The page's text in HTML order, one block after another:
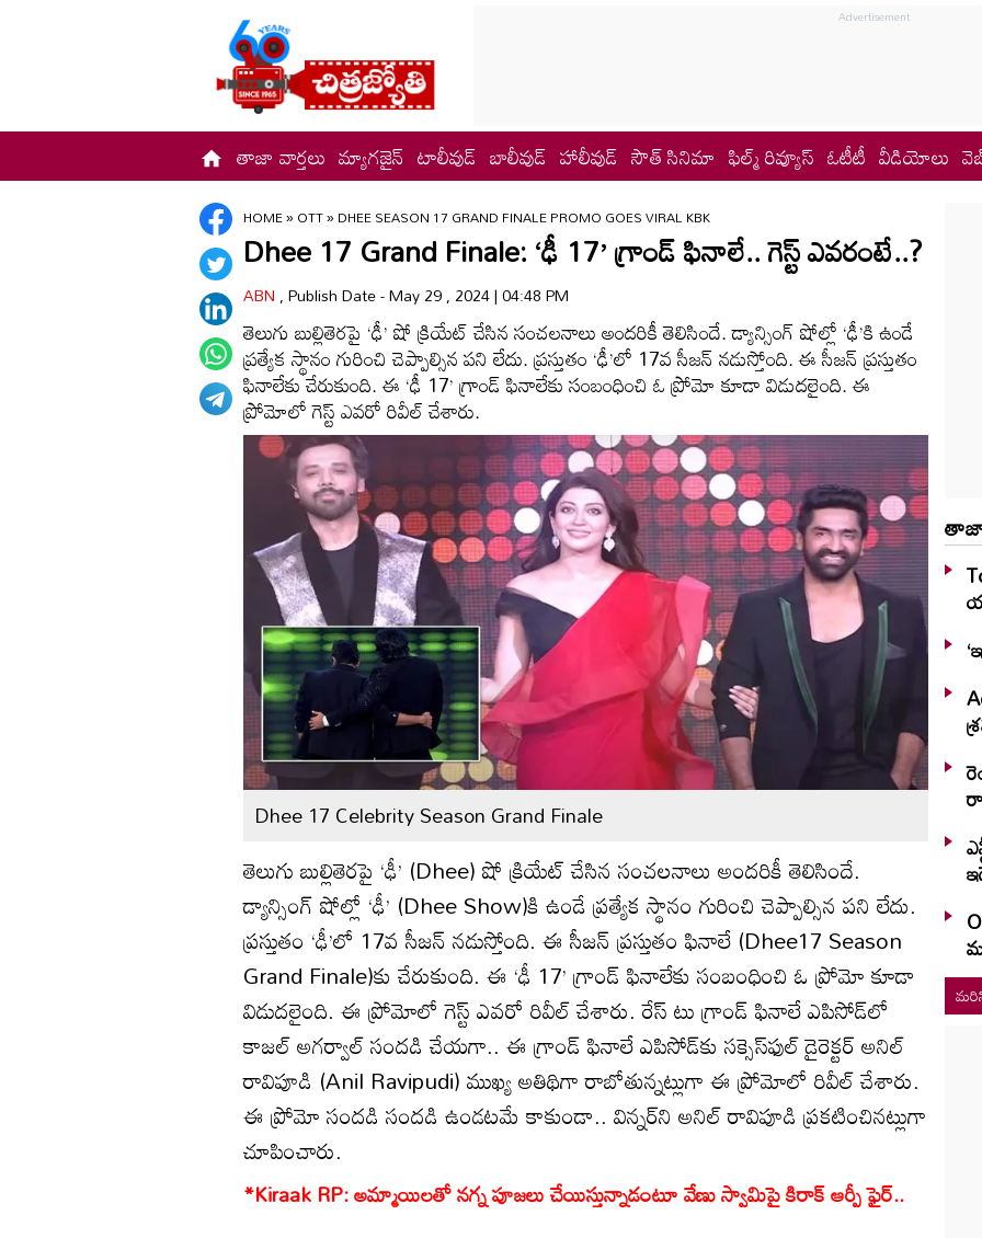
తాజా వార్తలు మ్యాగజైన్ టాలీవుడ్ బాలీవుడ్ హాలీవుడ్ సౌత్ సినిమా ఫిల్మ్ రివ్యూస్ ఓటీటీ వీడియోలు
HOME»OTT»DHEE SEASON 17 GRAND FINALE PROMO GOES VIRAL KBK
Dhee 17 Grand Finale: ‘ఢీ 17’ గ్రాండ్ ఫినాలే.. గెస్ట్ ఎవరంటే..?
ABN, Publish Date - May 29 , 2024 | 04:48 PM
తెలుగు బుల్లితెరపై ‘ఢీ’ షో క్రియేట్ చేసిన సంచలనాలు అందరికీ తెలిసిందే. డ్యాన్సింగ్ షోల్లో ‘ఢీ’కి ఉండే
ప్రత్యేక స్థానం గురించి చెప్పాల్సిన పని లేదు. ప్రస్తుతం ‘ఢీ’లో 17వ సీజన్ నడుస్తోంది. ఈ సీజన్ ప్రస్తుతం
ఫినాలేకు చేరుకుంది. ఈ ‘ఢీ 17’ గ్రాండ్ ఫినాలే‌కు సంబంధించి ఓ ప్రోమో కూడా విడుదలైంది. ఈ
ప్రోమోలో గెస్ట్ ఎవరో రివీల్ చేశారు.
Dhee 17 Celebrity Season Grand Finale
తెలుగు బుల్లితెరపై ‘ఢీ’ (Dhee) షో క్రియేట్ చేసిన సంచలనాలు అందరికీ తెలిసిందే.
డ్యాన్సింగ్ షోల్లో ‘ఢీ’ (Dhee Show)కి ఉండే ప్రత్యేక స్థానం గురించి చెప్పాల్సిన పని లేదు.
ప్రస్తుతం ‘ఢీ’లో 17వ సీజన్ నడుస్తోంది. ఈ సీజన్ ప్రస్తుతం ఫినాలే (Dhee17 Season
Grand Finale)కు చేరుకుంది. ఈ ‘ఢీ 17’ గ్రాండ్ ఫినాలే‌కు సంబంధించి ఓ ప్రోమో కూడా
విడుదలైంది. ఈ ప్రోమోలో గెస్ట్ ఎవరో రివీల్ చేశారు. రేస్ టు గ్రాండ్ ఫినాలే ఎపిసోడ్‌లో
కాజల్ అగర్వాల్ సందడి చేయగా.. ఈ గ్రాండ్ ఫినాలే ఎపిసోడ్‌కు సక్సెస్‌ఫుల్ డైరెక్టర్ అనిల్
రావిపూడి (Anil Ravipudi) ముఖ్య అతిథిగా రాబోతున్నట్లుగా ఈ ప్రోమోలో రివీల్ చేశారు.
ఈ ప్రోమో సందడి సందడి ఉండటమే కాకుండా.. విన్నర్‌ని అనిల్ రావిపూడి ప్రకటించినట్లుగా
చూపించారు.
*Kiraak RP: అమ్మాయిలతో నగ్న పూజలు చేయిస్తున్నాడంటూ వేణు స్వామిపై కిరాక్ ఆర్పీ ఫైర్..
తాజా